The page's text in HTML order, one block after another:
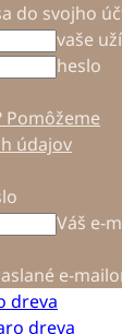
do svojho
vaše
heslo
Pomôžeme
údajov
Váš e-
e-
dreva